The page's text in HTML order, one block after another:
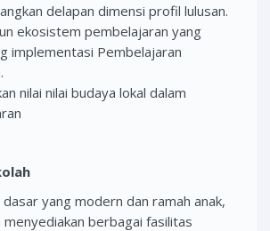
delapan dimensi profil lulusan.
ekosistem pembelajaran yang
implementasi Pembelajaran
nilai nilai budaya lokal dalam
yang modern dan ramah anak,
menyediakan berbagai fasilitas